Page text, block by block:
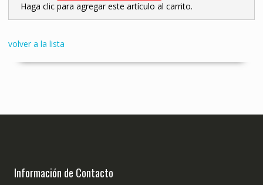
Haga clic para agregar este artículo al carrito.
volver a la lista
Información de Contacto